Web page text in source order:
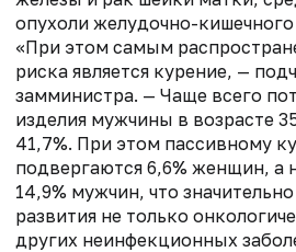
опухоли желудочно-
«При этом самым
риска является курение, —
замминистра. — Чаще всего
изделия мужчины в возрасте
41,7%. При этом пассивному
подвергаются 6,6% женщин, а
14,9% мужчин, что
развития не только
других неинфекционных